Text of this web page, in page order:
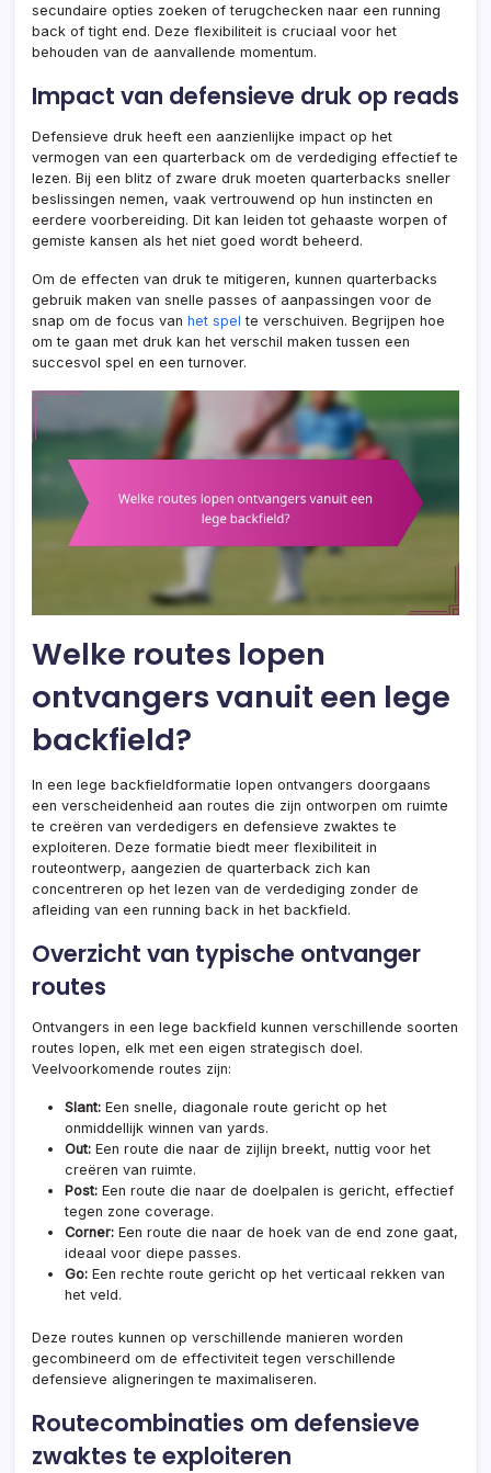
secundaire opties zoeken of terugchecken naar een running
back of tight end. Deze flexibiliteit is cruciaal voor het
behouden van de aanvallende momentum.
Impact van defensieve druk op reads
Defensieve druk heeft een aanzienlijke impact op het
vermogen van een quarterback om de verdediging effectief te
lezen. Bij een blitz of zware druk moeten quarterbacks sneller
beslissingen nemen, vaak vertrouwend op hun instincten en
eerdere voorbereiding. Dit kan leiden tot gehaaste worpen of
gemiste kansen als het niet goed wordt beheerd.
Om de effecten van druk te mitigeren, kunnen quarterbacks
gebruik maken van snelle passes of aanpassingen voor de
snap om de focus van het spel te verschuiven. Begrijpen hoe
om te gaan met druk kan het verschil maken tussen een
succesvol spel en een turnover.
Welke routes lopen
ontvangers vanuit een lege
backfield?
In een lege backfieldformatie lopen ontvangers doorgaans
een verscheidenheid aan routes die zijn ontworpen om ruimte
te creëren van verdedigers en defensieve zwaktes te
exploiteren. Deze formatie biedt meer flexibiliteit in
routeontwerp, aangezien de quarterback zich kan
concentreren op het lezen van de verdediging zonder de
afleiding van een running back in het backfield.
Overzicht van typische ontvanger
routes
Ontvangers in een lege backfield kunnen verschillende soorten
routes lopen, elk met een eigen strategisch doel.
Veelvoorkomende routes zijn:
Slant: Een snelle, diagonale route gericht op het
onmiddellijk winnen van yards.
Out: Een route die naar de zijlijn breekt, nuttig voor het
creëren van ruimte.
Post: Een route die naar de doelpalen is gericht, effectief
tegen zone coverage.
Corner: Een route die naar de hoek van de end zone gaat,
ideaal voor diepe passes.
Go: Een rechte route gericht op het verticaal rekken van
het veld.
Deze routes kunnen op verschillende manieren worden
gecombineerd om de effectiviteit tegen verschillende
defensieve aligneringen te maximaliseren.
Routecombinaties om defensieve
zwaktes te exploiteren